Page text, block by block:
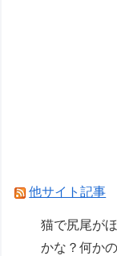
他サイト記事
猫で尻尾が
かな？何か